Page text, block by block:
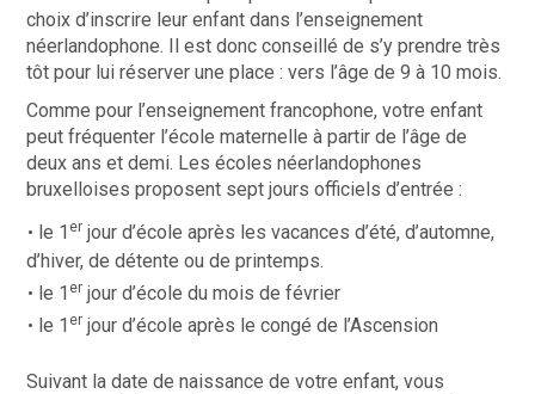
choix d’inscrire leur enfant dans l’enseignement
néerlandophone. Il est donc conseillé de s’y prendre très
tôt pour lui réserver une place : vers l’âge de 9 à 10 mois.
Comme pour l’enseignement francophone, votre enfant
peut fréquenter l’école maternelle à partir de l’âge de
deux ans et demi. Les écoles néerlandophones
bruxelloises proposent sept jours officiels d’entrée :
le 1 er jour d’école après les vacances d’été, d’automne,
d’hiver, de détente ou de printemps.
le 1 er jour d’école du mois de février
le 1 er jour d’école après le congé de l’Ascension
Suivant la date de naissance de votre enfant, vous